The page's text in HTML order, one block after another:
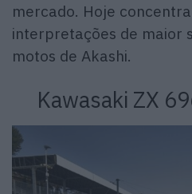
mercado. Hoje
interpretações de maior
motos de Akashi.
Kawasaki ZX